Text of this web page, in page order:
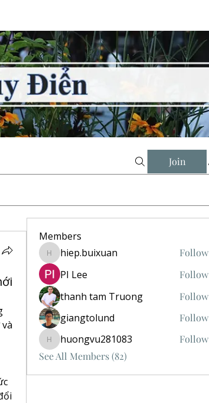
Join
Members
hiep.buixuan
hiep.buixuan Follow
PI Lee Follow
thanh tam Truong Follow
giangtolund Follow
huongvu281083
huongvu281083
Follow
See All Members (82)